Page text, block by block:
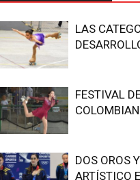
LAS
FESTIVAL
DOS OROS
ARTÍSTICO